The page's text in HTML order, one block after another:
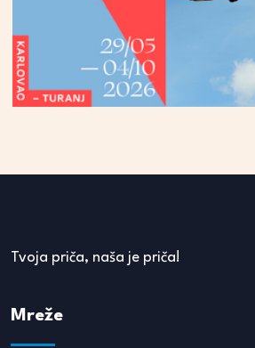
Tvoja priča, naša je priča!
Mreže